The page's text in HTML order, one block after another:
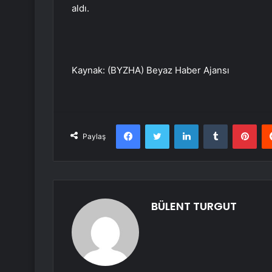
aldı.
Kaynak: (BYZHA) Beyaz Haber Ajansı
Paylaş
FacebookTwitter LinkedInTumblr
BÜLENT TURGUT